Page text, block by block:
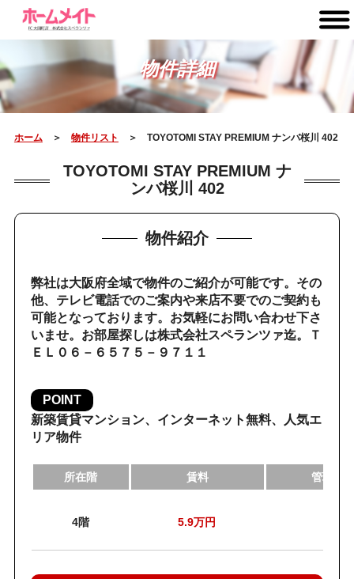
物件詳細
ホーム＞ 物件リスト ＞ TOYOTOMI STAY PREMIUM ナンバ桜川 402
TOYOTOMI STAY PREMIUM ナ
ンバ桜川 402
物件紹介
弊社は大阪府全域で物件のご紹介が可能です。その
他、テレビ電話でのご案内や来店不要でのご契約も
可能となっております。お気軽にお問い合わせ下さ
いませ。お部屋探しは株式会社スペランツァ迄。Ｔ
ＥＬ０６－６５７５－９７１１
POINT
新築賃貸マンション、インターネット無料、人気エ
リア物件
所在階 賃料 管理費
4階 5.9万円